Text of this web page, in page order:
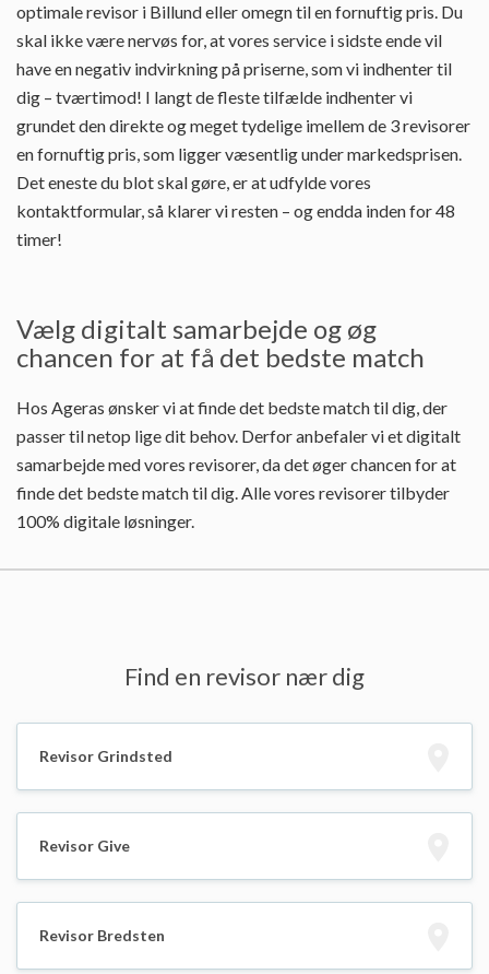
optimale revisor i Billund eller omegn til en fornuftig pris. Du
skal ikke være nervøs for, at vores service i sidste ende vil
have en negativ indvirkning på priserne, som vi indhenter til
dig – tværtimod! I langt de fleste tilfælde indhenter vi
grundet den direkte og meget tydelige imellem de 3 revisorer
en fornuftig pris, som ligger væsentlig under markedsprisen.
Det eneste du blot skal gøre, er at udfylde vores
kontaktformular, så klarer vi resten – og endda inden for 48
timer!
Vælg digitalt samarbejde og øg
chancen for at få det bedste match
Hos Ageras ønsker vi at finde det bedste match til dig, der
passer til netop lige dit behov. Derfor anbefaler vi et digitalt
samarbejde med vores revisorer, da det øger chancen for at
finde det bedste match til dig. Alle vores revisorer tilbyder
100% digitale løsninger.
Find en revisor nær dig
Revisor Grindsted
Revisor Give
Revisor Bredsten